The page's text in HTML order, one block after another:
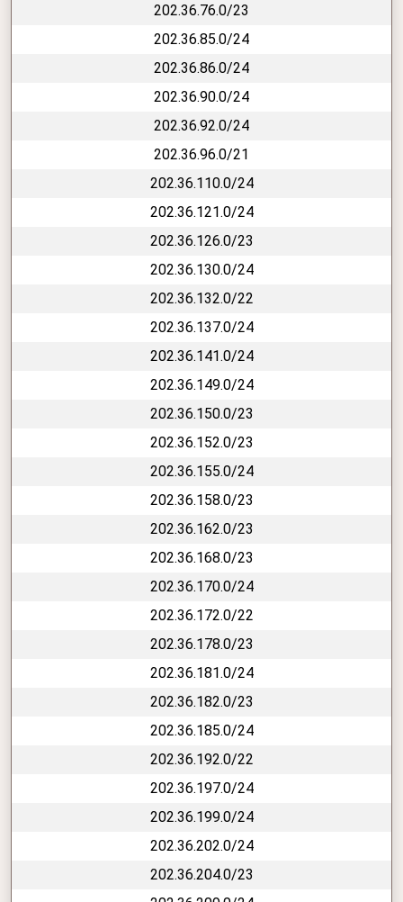
202.36.76.0/23
202.36.85.0/24
202.36.86.0/24
202.36.90.0/24
202.36.92.0/24
202.36.96.0/21
202.36.110.0/24
202.36.121.0/24
202.36.126.0/23
202.36.130.0/24
202.36.132.0/22
202.36.137.0/24
202.36.141.0/24
202.36.149.0/24
202.36.150.0/23
202.36.152.0/23
202.36.155.0/24
202.36.158.0/23
202.36.162.0/23
202.36.168.0/23
202.36.170.0/24
202.36.172.0/22
202.36.178.0/23
202.36.181.0/24
202.36.182.0/23
202.36.185.0/24
202.36.192.0/22
202.36.197.0/24
202.36.199.0/24
202.36.202.0/24
202.36.204.0/23